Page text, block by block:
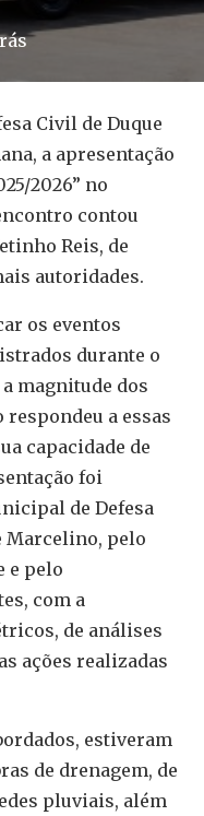
Civil de Duque
a apresentação
2026” no
contou
Reis, de
autoridades.
os eventos
durante o
magnitude dos
a essas
capacidade de
foi
de Defesa
Marcelino, pelo
e pelo
com a
de análises
ações realizadas
estiveram
de drenagem, de
pluviais, além